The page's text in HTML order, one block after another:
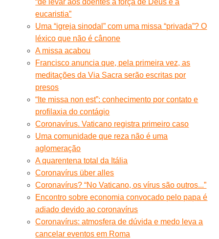
eucaristia”
Uma “igreja sinodal” com uma missa “privada”? O
léxico que não é cânone
A missa acabou
Francisco anuncia que, pela primeira vez, as
meditações da Via Sacra serão escritas por
presos
“Ite missa non est”: conhecimento por contato e
profilaxia do contágio
Coronavírus. Vaticano registra primeiro caso
Uma comunidade que reza não é uma
aglomeração
A quarentena total da Itália
Coronavírus über alles
Coronavírus? “No Vaticano, os vírus são outros...”
Encontro sobre economia convocado pelo papa é
adiado devido ao coronavírus
Coronavírus: atmosfera de dúvida e medo leva a
cancelar eventos em Roma